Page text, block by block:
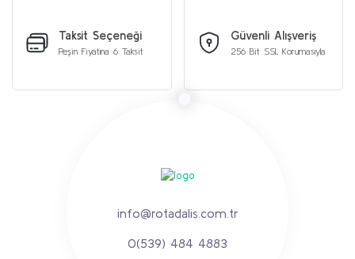
Taksit Seçeneği
Peşin Fiyatına 6 Taksit
Güvenli Alışveriş
256 Bit SSL Korumasıyla
info@rotadalis.com.tr
0(539) 484 4883